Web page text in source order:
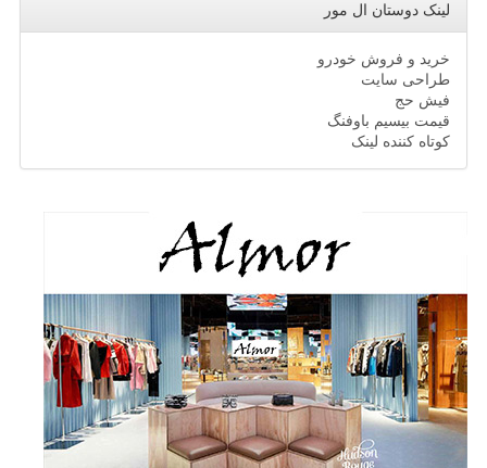
لینک دوستان ال مور
خرید و فروش خودرو
طراحی سایت
فیش حج
قیمت بیسیم باوفنگ
کوتاه کننده لینک